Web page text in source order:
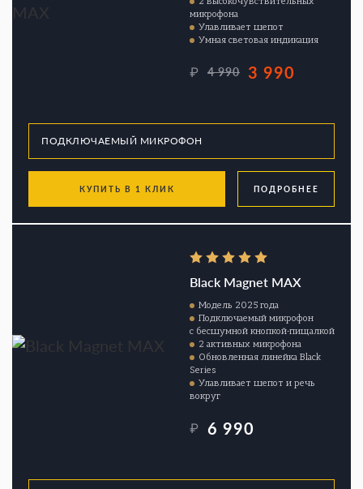
микрофона
Улавливает шепот
Умная световая индикация
₽ 4 990 3 990
КУПИТЬ В 1 КЛИК ПОДРОБНЕЕ
Black Magnet MAX
Модель 2025 года
Подключаемый микрофон
с бесшумной кнопкой-пищалкой
2 активных микрофона
Обновленная линейка Black
Series
Улавливает шепот и речь
вокруг
₽ 6 990